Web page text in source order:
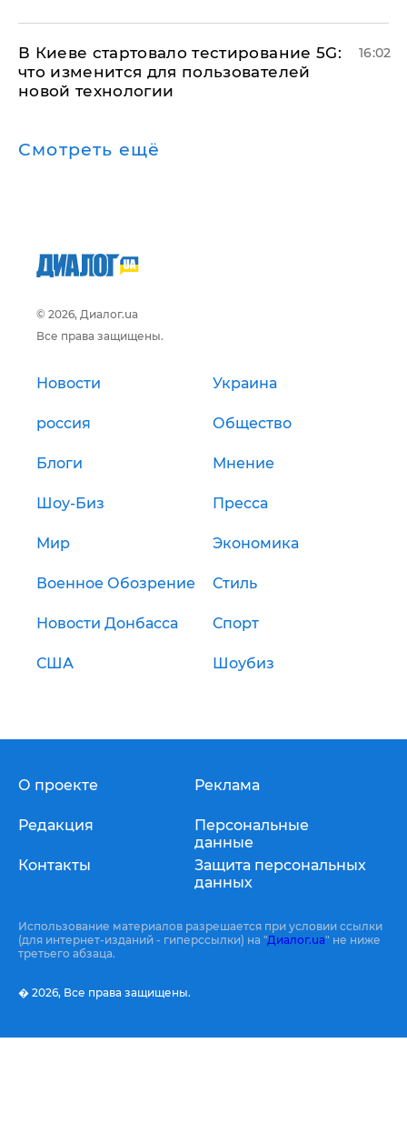
В Киеве стартовало тестирование 5G:
что изменится для пользователей
новой технологии
16:02
Смотреть ещё
© 2026, Диалог.ua
Все права защищены.
Новости Украина
россия Общество
Блоги Мнение
Шоу-Биз Пресса
Мир Экономика
Военное Обозрение Стиль
Новости Донбасса Спорт
США Шоубиз
О проекте
Редакция
Контакты
Реклама
Персональные
данные
Защита персональных
данных
Использование материалов разрешается при условии ссылки
(для интернет-изданий - гиперссылки) на "Диалог.ua" не ниже
третьего абзаца.
� 2026, Все права защищены.